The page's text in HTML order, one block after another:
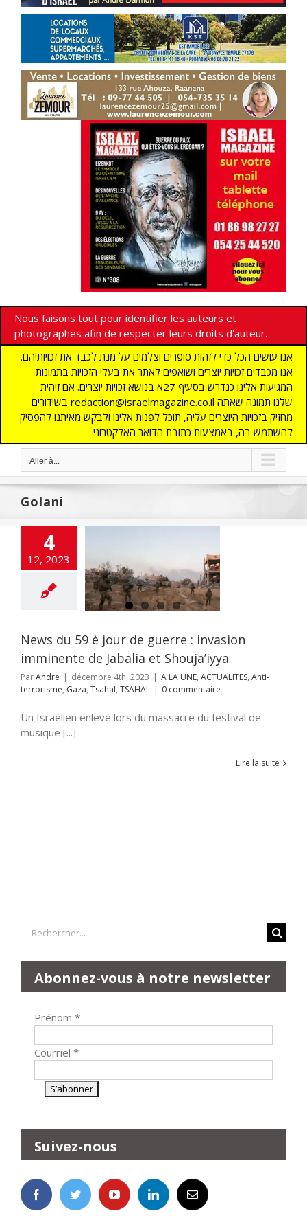
Nous faisons tout pour identifier les auteurs et
photographes afin de respecter leurs droits d'auteur.
אנו עושים הכל כדי לזהות סופרים וצלמים על מנת לכבד את זכויותיהם.
אנו מכבדים זכויות יוצרים ושואפים לאתר את בעלי הזכויות בתמונות
המגיעות אלינו כנדרש בסעיף 27א בנושא זכויות יוצרים. אם זיהית
בשידורים redaction@israelmagazine.co.il שלנו תמונה שאתה
מחזיק בזכויות היוצרים עליה, תוכל לפנות אלינו ולבקש מאיתנו להפסיק
להשתמש בה, באמצעות כתובת הדואר האלקטרוני
Aller à...
Golani
4
12, 2023
59 è jour de
: invasion
de Jabalia
ACTUALITES
News du 59 è jour de guerre : invasion
imminente de Jabalia et Shouja’iyya
ParAndre | décembre 4th, 2023 | A LA UNE, ACTUALITES, Anti-
terrorisme, Gaza, Tsahal, TSAHAL | 0 commentaire
Un Israélien enlevé lors du massacre du festival de
musique [...]
Lire la suite
Rechercher:
Abonnez-vous à notre newsletter
Prénom *
Courriel *
Suivez-nous